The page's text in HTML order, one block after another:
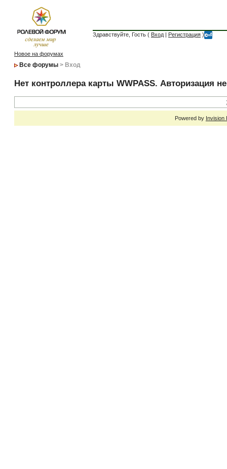
Здравствуйте, Гость ( Вход | Регистрация )
Новое на форумах
Все форумы > Вход
Нет контроллера карты WWPASS. Авторизация
Powered by Invision